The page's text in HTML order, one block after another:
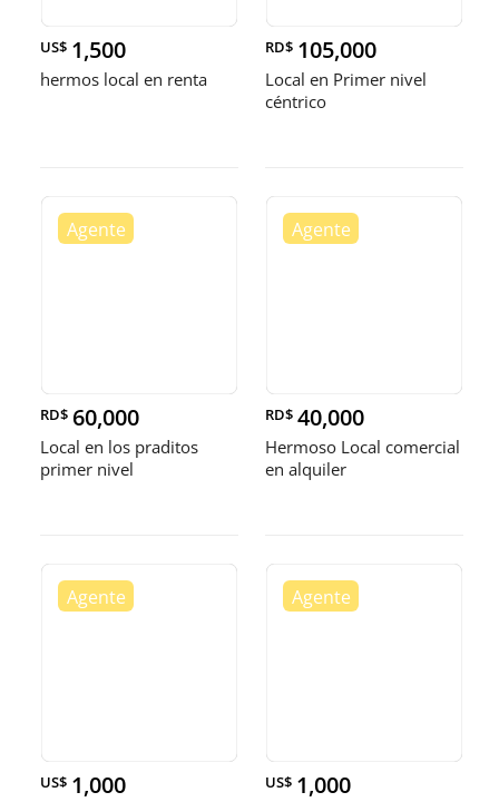
US$ 1,500
hermos local en renta
RD$ 105,000
Local en Primer nivel
céntrico
RD$ 60,000
Local en los praditos
primer nivel
RD$ 40,000
Hermoso Local comercial
en alquiler
US$ 1,000 US$ 1,000